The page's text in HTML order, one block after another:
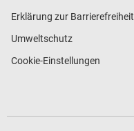
Erklärung zur Barrierefreiheit
Umweltschutz
Cookie-Einstellungen